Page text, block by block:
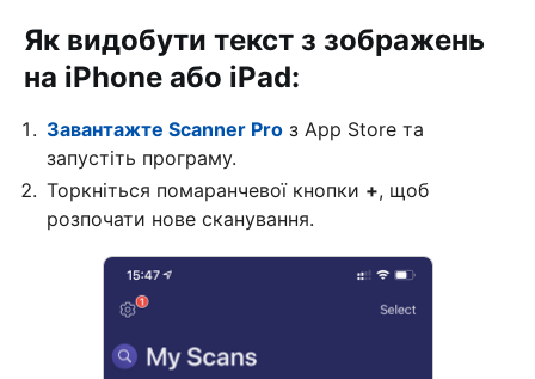
Як видобути текст з зображень
на iPhone або iPad:
Завантажте Scanner Pro з App Store та
запустіть програму.
Торкніться помаранчевої кнопки +, щоб
розпочати нове сканування.